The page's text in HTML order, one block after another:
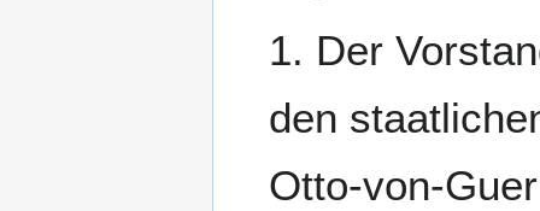
1. Der
den
Otto-von-